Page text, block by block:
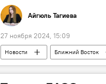
Айгюль Тагиева
27 ноября 2024, 15:09
Новости Ближний Восток
Арабо-израильский конфликт